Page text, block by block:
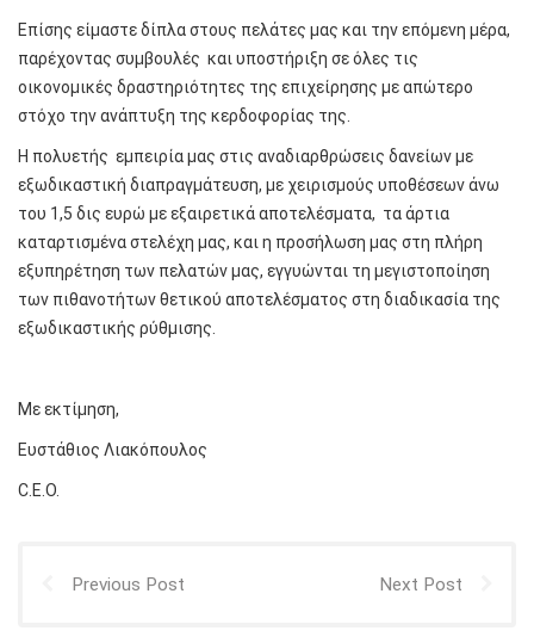
Επίσης είμαστε δίπλα στους πελάτες μας και την επόμενη μέρα,
παρέχοντας συμβουλές και υποστήριξη σε όλες τις
οικονομικές δραστηριότητες της επιχείρησης με απώτερο
στόχο την ανάπτυξη της κερδοφορίας της.
Η πολυετής εμπειρία μας στις αναδιαρθρώσεις δανείων με
εξωδικαστική διαπραγμάτευση, με χειρισμούς υποθέσεων άνω
του 1,5 δις ευρώ με εξαιρετικά αποτελέσματα, τα άρτια
καταρτισμένα στελέχη μας, και η προσήλωση μας στη πλήρη
εξυπηρέτηση των πελατών μας, εγγυώνται τη μεγιστοποίηση
των πιθανοτήτων θετικού αποτελέσματος στη διαδικασία της
εξωδικαστικής ρύθμισης.
Με εκτίμηση,
Ευστάθιος Λιακόπουλος
C.E.O.
Previous Post Next Post